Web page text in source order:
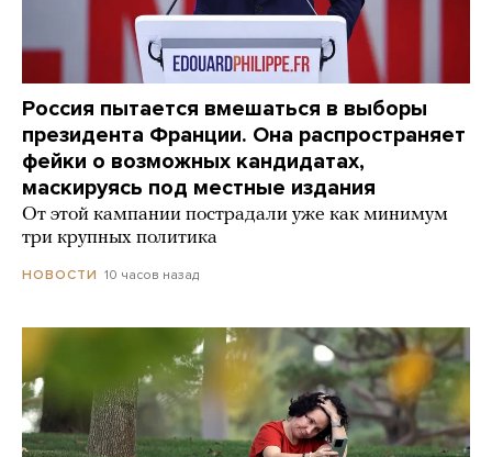
Россия пытается вмешаться в выборы
президента Франции. Она распространяет
фейки о возможных кандидатах,
маскируясь под местные издания
От этой кампании пострадали уже как минимум
три крупных политика
НОВОСТИ 10 часов назад